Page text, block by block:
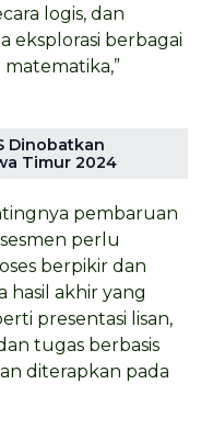
logis, dan
eksplorasi berbagai
Dinobatkan
Timur 2024
pembaruan
perlu
berpikir dan
hasil akhir yang
presentasi lisan,
tugas berbasis
diterapkan pada